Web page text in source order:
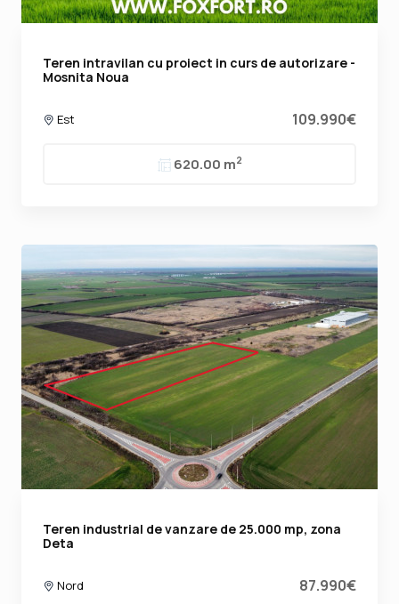
Teren intravilan cu proiect in curs de autorizare -
Mosnita Noua
Est 109.990€
620.00 m2
Teren industrial de vanzare de 25.000 mp, zona
Deta
Nord 87.990€